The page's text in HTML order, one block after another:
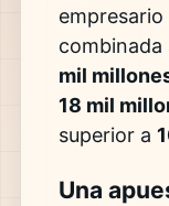
combinada
mil
18 mil
superior a
Una